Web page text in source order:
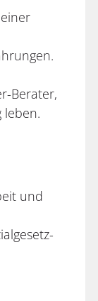
Berater,
leben.
und